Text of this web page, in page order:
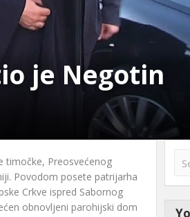
je Negotin
timočke, Preosvećenog
Povodom posete patrijarha
Crkve ispred Sabornog
obnovljeni parohijski dom